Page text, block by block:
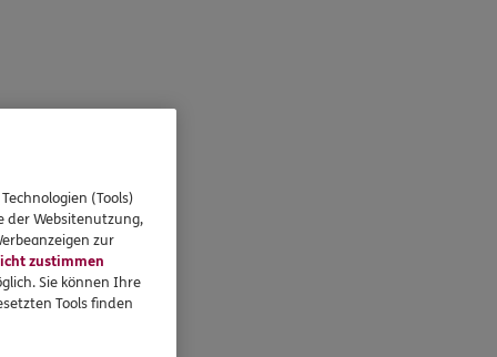
(Tools)
der Websitenutzung,
zur
zustimmen
Sie können Ihre
Tools finden